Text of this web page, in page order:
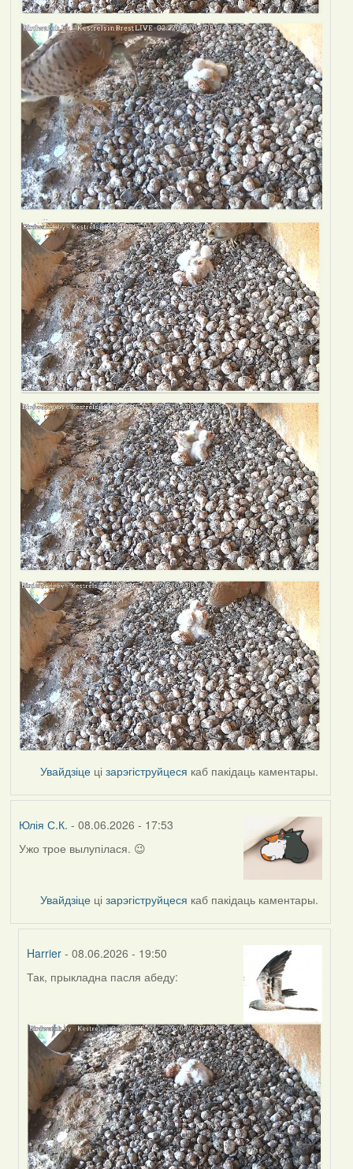
Увайдзіце цізарэгіструйцеся каб пакідаць каментары.
Юлія С.К. - 08.06.2026 - 17:53
Ужо трое вылупілася. 😉
Увайдзіце цізарэгіструйцеся каб пакідаць каментары.
Harrier - 08.06.2026 - 19:50
In
by
Юлія
С.К.
Так, прыкладна пасля абеду: